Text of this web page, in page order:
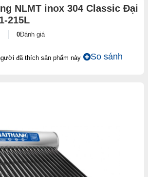
NLMT inox 304 Classic Đại
215L
0Đánh giá
đã thích sản phẩm này So sánh